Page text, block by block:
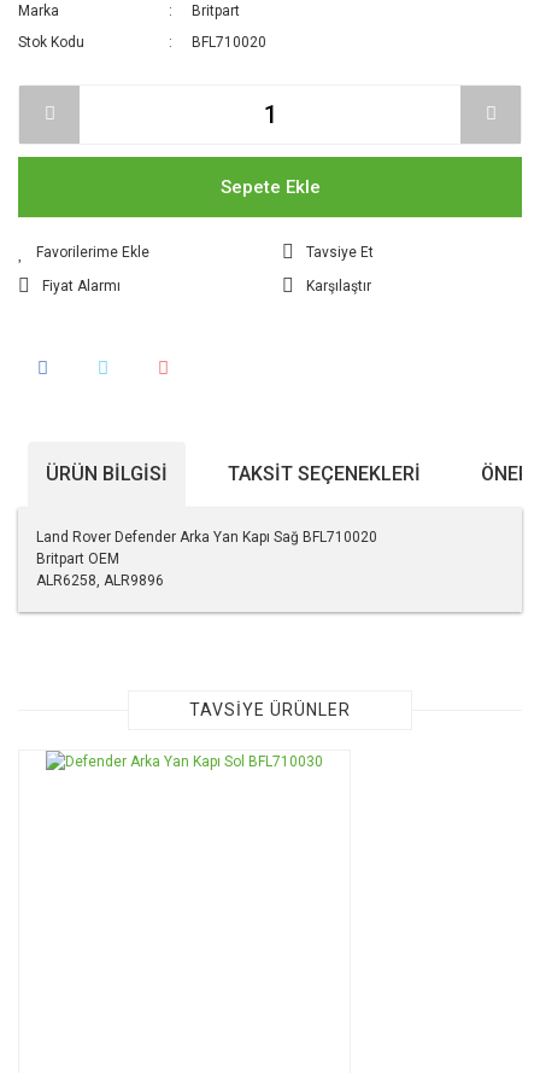
Marka
Britpart
Stok Kodu
BFL710020
Sepete Ekle
Tavsiye Et
Fiyat Alarmı
Karşılaştır
ÜRÜN BILGISI TAKSIT SEÇENEKLERI
Land Rover Defender Arka Yan Kapı Sağ BFL710020
Britpart OEM
ALR6258, ALR9896
Görüş ve önerileriniz için teşekkür ederiz.
Ürün resmi kalitesiz, bozuk veya görüntülenemiyor.
TAVSİYE ÜRÜNLER